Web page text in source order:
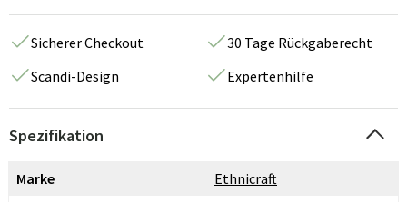
Sicherer Checkout
30 Tage Rückgaberecht
Scandi-Design
Expertenhilfe
Spezifikation
Marke
Ethnicraft